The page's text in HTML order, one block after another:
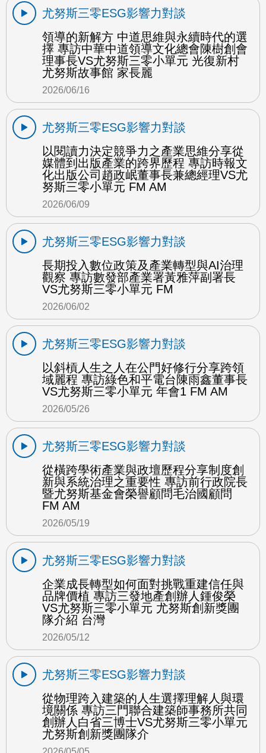
尤努斯三零ESG影響力對談
領導的新解方 中道思維與永續時代的選
擇 專訪中華中道領導文化總會陳樹創會
理事長VS尤努斯三零小單元 光復新村
尤努斯故事館 家長麗
2026/06/16
尤努斯三零ESG影響力對談
以閱讀力決定競爭力之產業思維分享從
媒體到出版產業的跨界歷程 專訪時報文
化出版公司趙政岷董事長兼總經理VS尤
努斯三零小單元 FM AM
2026/06/09
尤努斯三零ESG影響力對談
長期投入數位政策及產業轉型與AI治理
觀察 專訪數發部產業署黃雅萍副署長
VS尤努斯三零小單元 FM
2026/06/02
尤努斯三零ESG影響力對談
以斜槓人生之人在公門好修行分享跨領
域麗程 專訪綠色和平電台陳雨鑫董事長
VS尤努斯三零小單元 年會1 FM AM
2026/05/26
尤努斯三零ESG影響力對談
從橫跨學術產業與政壇歷程分享制度創
新與系統治理之重要性 專訪前行政院長
暨尤努斯基金會榮譽顧問毛治國顧問
FM AM
2026/05/19
尤努斯三零ESG影響力對談
企業成長轉型如何面對挑戰重建信任與
品牌價植 專訪三發地產創辦人鍾俊榮
VS尤努斯三零小單元 尤努斯創新獎團
隊介紹 台灣
2026/05/12
尤努斯三零ESG影響力對談
從物理跨入建築的人生選擇理解人與環
境關係 專訪三門聯合建築師事務所共同
創辦人白省三博士VS尤努斯三零小單元
尤努斯創新獎團隊介